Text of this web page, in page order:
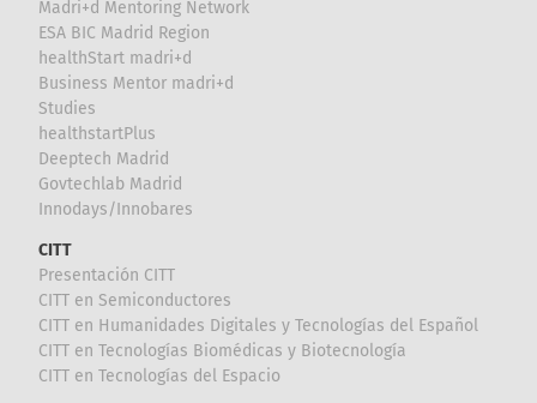
Madri+d Mentoring Network
ESA BIC Madrid Region
healthStart madri+d
Business Mentor madri+d
Studies
healthstartPlus
Deeptech Madrid
Govtechlab Madrid
Innodays/Innobares
CITT
Presentación CITT
CITT en Semiconductores
CITT en Humanidades Digitales y Tecnologías del Español
CITT en Tecnologías Biomédicas y Biotecnología
CITT en Tecnologías del Espacio